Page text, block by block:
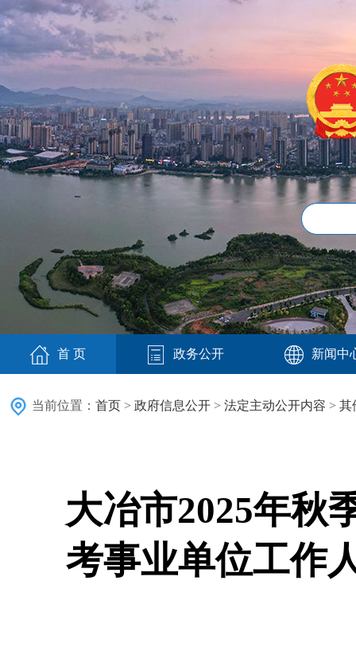
首 页 政务公开 新闻中
当前位置： 首页 > 政府信息公开 > 法定主动公开内容 > 其
大冶市2025年秋
考事业单位工作